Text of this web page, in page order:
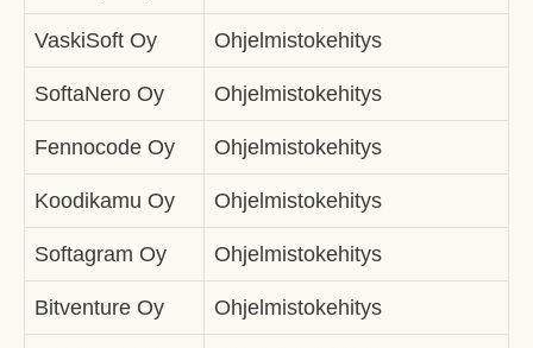
VaskiSoft Oy Ohjelmistokehitys
SoftaNero Oy Ohjelmistokehitys
Fennocode Oy Ohjelmistokehitys
Koodikamu Oy Ohjelmistokehitys
Softagram Oy Ohjelmistokehitys
Bitventure Oy Ohjelmistokehitys